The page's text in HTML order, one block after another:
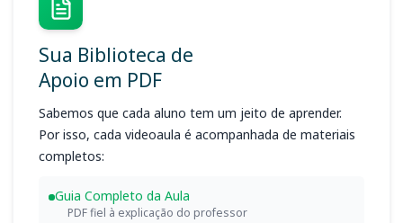
Sua Biblioteca de
Apoio em PDF
Sabemos que cada aluno tem um jeito de aprender.
Por isso, cada videoaula é acompanhada de materiais
completos:
Guia Completo da Aula
PDF fiel à explicação do professor